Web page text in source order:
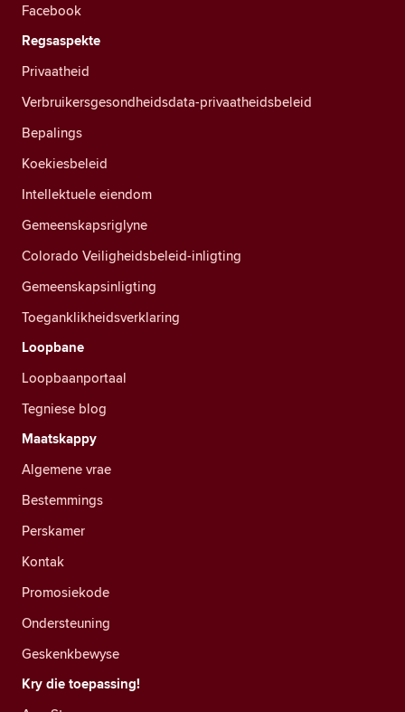
Facebook
Regsaspekte
Privaatheid
Verbruikersgesondheidsdata-privaatheidsbeleid
Bepalings
Koekiesbeleid
Intellektuele eiendom
Gemeenskapsriglyne
Colorado Veiligheidsbeleid-inligting
Gemeenskapsinligting
Toeganklikheidsverklaring
Loopbane
Loopbaanportaal
Tegniese blog
Maatskappy
Algemene vrae
Bestemmings
Perskamer
Kontak
Promosiekode
Ondersteuning
Geskenkbewyse
Kry die toepassing!